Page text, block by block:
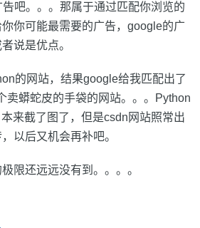
吧。。。那属于通过匹配你浏览的
你可能最需要的广告，google的广
说是优点。
的网站，结果google给我匹配出了
卖蟒蛇皮的手袋的网站。。。Python
来截了图了，但是csdn网站照常出
以后又机会再补吧。
限还远远没有到。。。。